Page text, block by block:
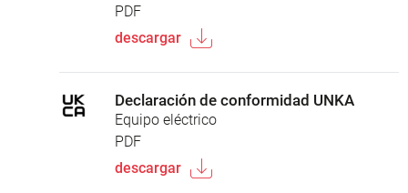
PDF
descargar
Declaración de conformidad UNKA
Equipo eléctrico
PDF
descargar